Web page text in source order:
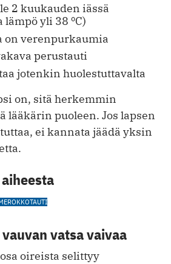
2 kuukauden iässä
lämpö yli 38 ºC)
on verenpurkaumia
perustauti
jotenkin huolestuttavalta
on, sitä herkemmin
lääkärin puoleen. Jos lapsen
ei kannata jäädä yksin
ROKKOTAUTI
vatsa vaivaa
oireista selittyy